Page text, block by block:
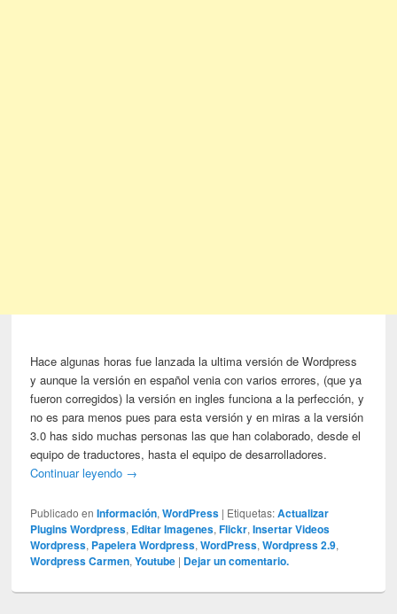
Hace algunas horas fue lanzada la ultima versión de Wordpress
y aunque la versión en español venia con varios errores, (que ya
fueron corregidos) la versión en ingles funciona a la perfección, y
no es para menos pues para esta versión y en miras a la versión
3.0 has sido muchas personas las que han colaborado, desde el
equipo de traductores, hasta el equipo de desarrolladores.
Continuar leyendo →
Publicado en Información,WordPress | Etiquetas: Actualizar
Plugins Wordpress, Editar Imagenes,Flickr,Insertar Videos
Wordpress, Papelera Wordpress,WordPress,Wordpress 2.9,
Wordpress Carmen,Youtube | Dejar un comentario.